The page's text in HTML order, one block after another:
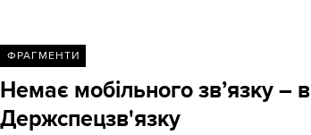
ФРАГМЕНТИ
Немає мобільного зв’язку –
Держспецзв'язку